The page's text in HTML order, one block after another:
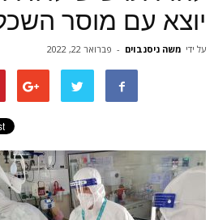
יוצא עם מוסר
על ידי משה ניסנבוים - פברואר 22, 2022